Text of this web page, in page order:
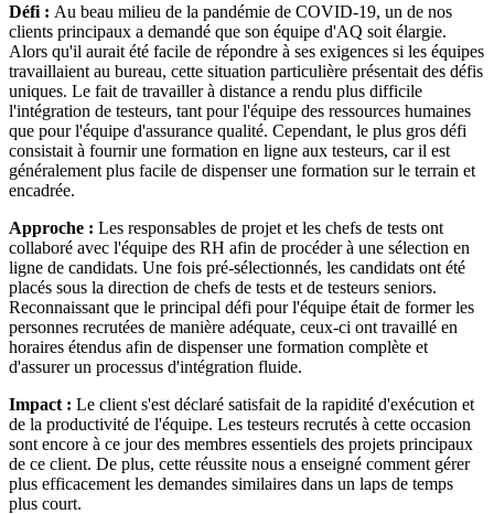
Défi : Au beau milieu de la pandémie de COVID-19, un de nos
clients principaux a demandé que son équipe d'AQ soit élargie.
Alors qu'il aurait été facile de répondre à ses exigences si les équipes
travaillaient au bureau, cette situation particulière présentait des défis
uniques. Le fait de travailler à distance a rendu plus difficile
l'intégration de testeurs, tant pour l'équipe des ressources humaines
que pour l'équipe d'assurance qualité. Cependant, le plus gros défi
consistait à fournir une formation en ligne aux testeurs, car il est
généralement plus facile de dispenser une formation sur le terrain et
encadrée.
Approche : Les responsables de projet et les chefs de tests ont
collaboré avec l'équipe des RH afin de procéder à une sélection en
ligne de candidats. Une fois pré-sélectionnés, les candidats ont été
placés sous la direction de chefs de tests et de testeurs seniors.
Reconnaissant que le principal défi pour l'équipe était de former les
personnes recrutées de manière adéquate, ceux-ci ont travaillé en
horaires étendus afin de dispenser une formation complète et
d'assurer un processus d'intégration fluide.
Impact : Le client s'est déclaré satisfait de la rapidité d'exécution et
de la productivité de l'équipe. Les testeurs recrutés à cette occasion
sont encore à ce jour des membres essentiels des projets principaux
de ce client. De plus, cette réussite nous a enseigné comment gérer
plus efficacement les demandes similaires dans un laps de temps
plus court.